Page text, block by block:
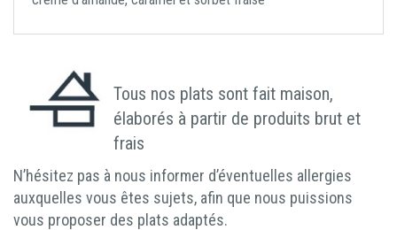
Tous nos plats sont fait maison,
élaborés à partir de produits brut et
frais
N’hésitez pas à nous informer d’éventuelles allergies
auxquelles vous êtes sujets, afin que nous puissions
vous proposer des plats adaptés.